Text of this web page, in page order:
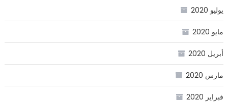
يوليو 2020
مايو 2020
أبريل 2020
مارس 2020
فبراير 2020